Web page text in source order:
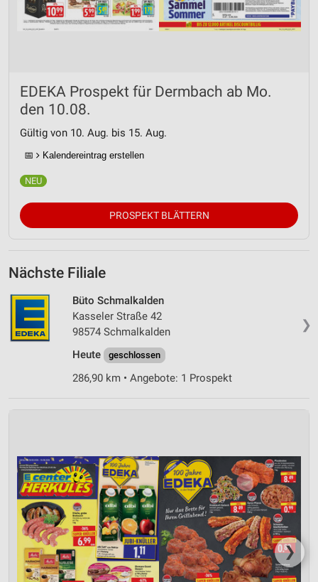
EDEKA Prospekt für Dermbach ab Mo.
den 10.08.
Gültig von 10. Aug. bis 15. Aug.
📅 Kalendereintrag erstellen
PROSPEKT BLÄTTERN
Nächste Filiale
❯
Büto Schmalkalden
Kasseler Straße 42
98574 Schmalkalden
Heute
geschlossen
286,90 km • Angebote: 1 Prospekt
❯